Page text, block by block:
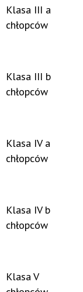
Klasa III a
chłopców
Klasa III b
chłopców
Klasa IV a
chłopców
Klasa IV b
chłopców
Klasa V